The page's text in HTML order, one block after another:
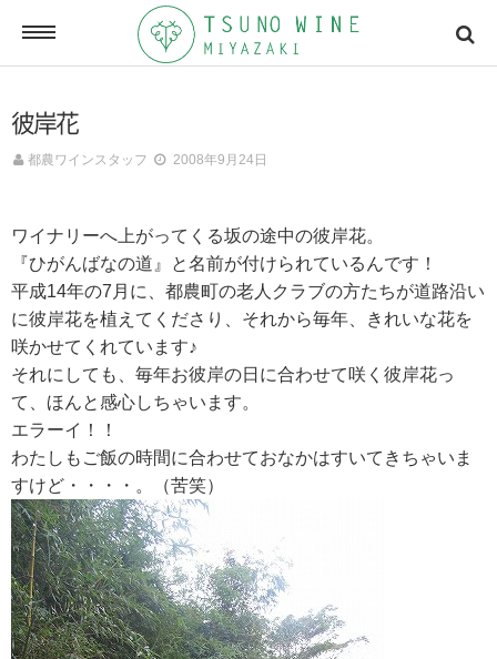
ONLINE SHOP
メールマガジン
ACCESSMAP
CONTACT
お問い合わせ
RECRUIT
求人情報
彼岸花
都農ワインスタッフ 2008年9月24日
ワイナリーへ上がってくる坂の途中の彼岸花。
『ひがんばなの道』と名前が付けられているんです！
平成14年の7月に、都農町の老人クラブの方たちが道路沿い
に彼岸花を植えてくださり、それから毎年、きれいな花を
咲かせてくれています♪
それにしても、毎年お彼岸の日に合わせて咲く彼岸花っ
て、ほんと感心しちゃいます。
エラーイ！！
わたしもご飯の時間に合わせておなかはすいてきちゃいま
すけど・・・・。（苦笑）